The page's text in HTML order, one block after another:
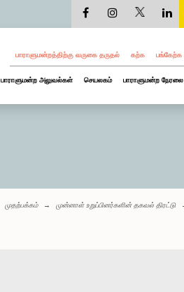
பாராளுமன்றத்திற்கு வருகை தருதல் கற்க பங்கேற்க
பாராளுமன்ற அலுவல்கள் செயலகம் பாராளுமன்ற நேரலை
முதற்பக்கம் முன்னாள் உறுப்பினர்களின் தகவல் திரட்டு